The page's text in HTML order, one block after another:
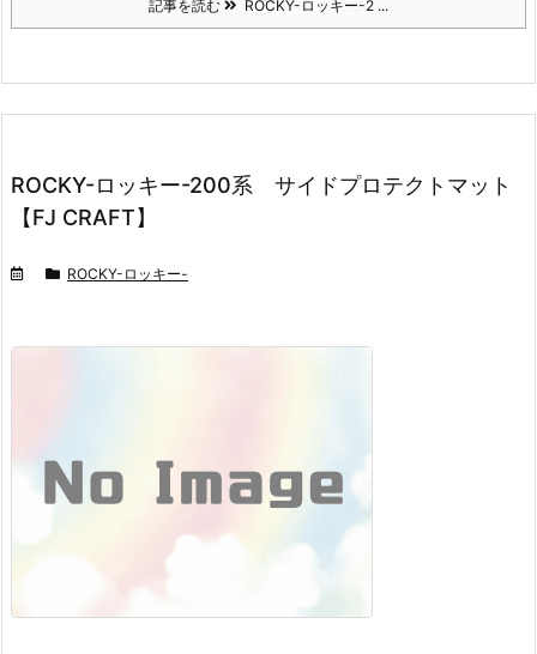
記事を読む ROCKY-ロッキー-2 ...
ROCKY-ロッキー-200系 サイドプロテクトマット
【FJ CRAFT】
ROCKY-ロッキー-